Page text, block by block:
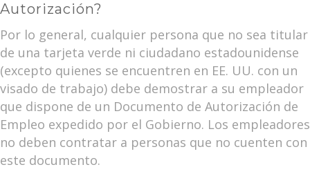
Autorización?
Por lo general, cualquier persona que no sea titular
de una tarjeta verde ni ciudadano estadounidense
(excepto quienes se encuentren en EE. UU. con un
visado de trabajo) debe demostrar a su empleador
que dispone de un Documento de Autorización de
Empleo expedido por el Gobierno. Los empleadores
no deben contratar a personas que no cuenten con
este documento.